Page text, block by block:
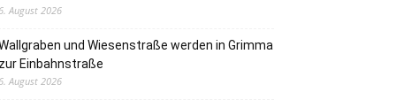
August 2026
und Wiesenstraße werden in Grimma
Einbahnstraße
August 2026